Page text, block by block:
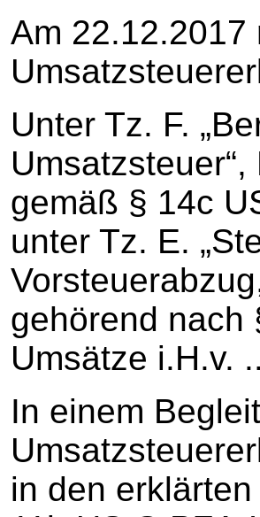
Am
Unter Tz. F.
gemäß § 14c
unter Tz. E.
gehörend nach
Umsätze i.H.v.
In einem
in den